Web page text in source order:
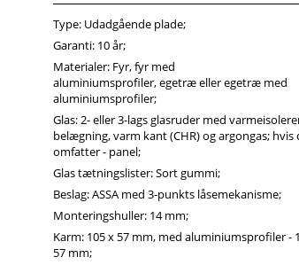
Type: Udadgående plade;
Garanti: 10 år;
Materialer: Fyr, fyr med
aluminiumsprofiler, egetræ eller egetræ med
aluminiumsprofiler;
Glas: 2- eller 3-lags glasruder med
belægning, varm kant (CHR) og argongas; hvis
omfatter - panel;
Glas tætningslister: Sort gummi;
Beslag: ASSA med 3-punkts låsemekanisme;
Monteringshuller: 14 mm;
Karm: 105 x 57 mm, med aluminiumsprofiler -
57 mm;